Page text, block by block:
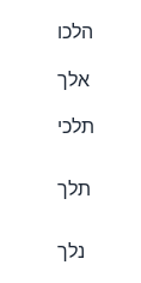
הלכו
אלך
תלכי
תלך
נלך